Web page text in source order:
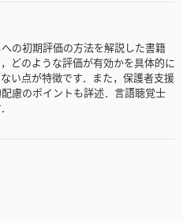
の初期評価の方法を解説した書籍
どのような評価が有効かを具体的に
い点が特徴です．また，保護者支援
慮のポイントも詳述．言語聴覚士